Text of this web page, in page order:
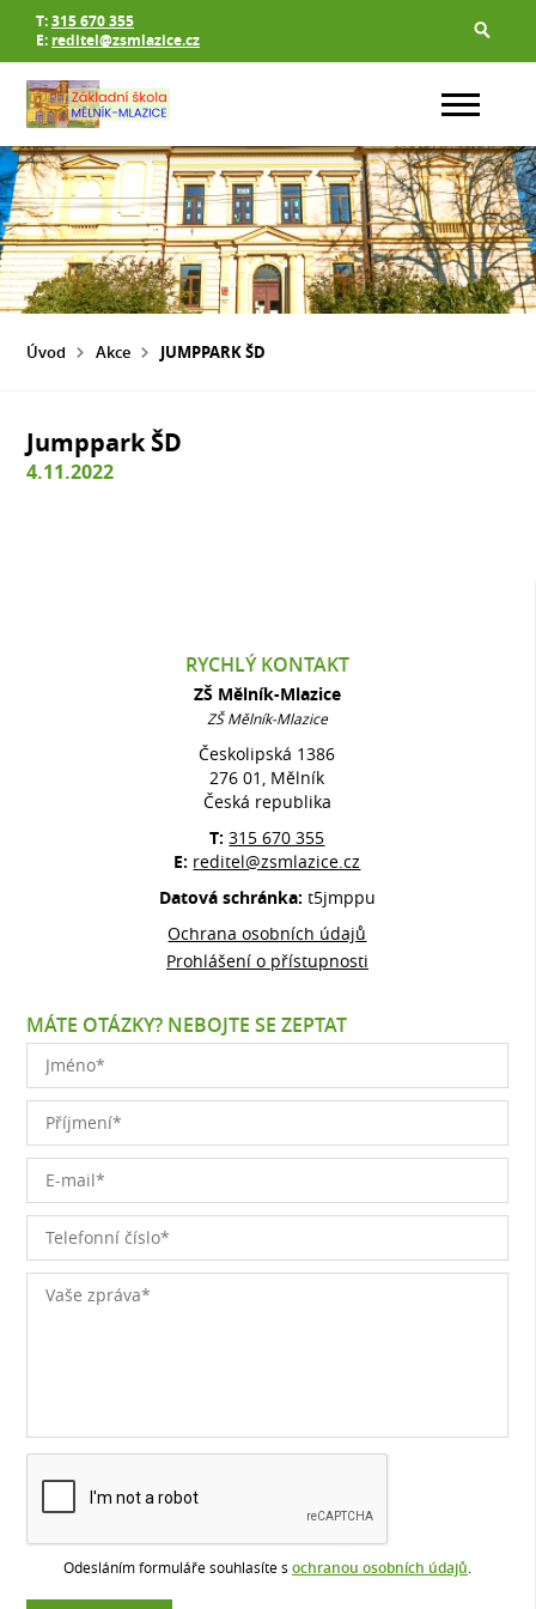
T:315 670 355
E: reditel@zsmlazice.cz
Úvod Akce JUMPPARK ŠD
Jumppark ŠD
4.11.2022
RYCHLÝ KONTAKT
ZŠ Mělník-Mlazice
ZŠ Mělník-Mlazice
Českolipská 1386
276 01, Mělník
Česká republika
T:315 670 355
E: reditel@zsmlazice.cz
Datová schránka: t5jmppu
Ochrana osobních údajů
Prohlášení o přístupnosti
MÁTE OTÁZKY? NEBOJTE SE ZEPTAT
Odesláním formuláře souhlasíte s ochranou osobních údajů